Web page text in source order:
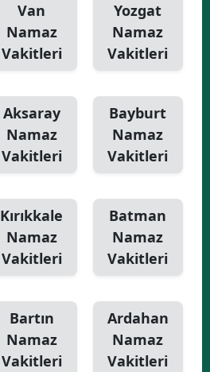
Van
Namaz
Vakitleri
Yozgat
Namaz
Vakitleri
Aksaray
Namaz
Vakitleri
Bayburt
Namaz
Vakitleri
Kırıkkale
Namaz
Vakitleri
Batman
Namaz
Vakitleri
Bartın
Namaz
Vakitleri
Ardahan
Namaz
Vakitleri